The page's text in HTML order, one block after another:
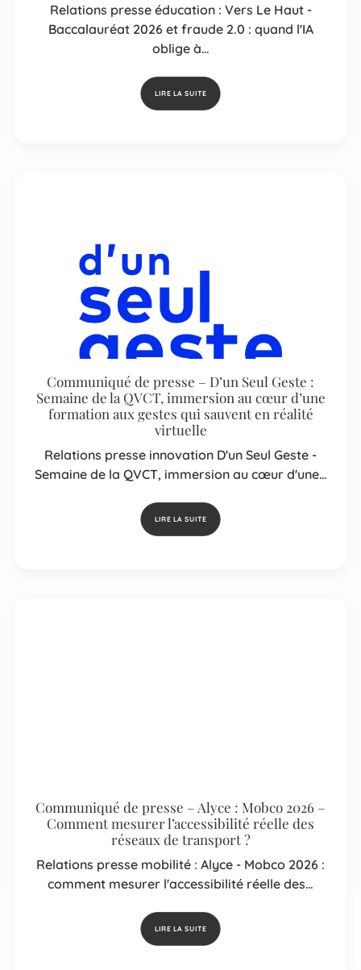
Relations presse éducation : Vers Le Haut -
Baccalauréat 2026 et fraude 2.0 : quand l'IA
oblige à…
LIRE LA SUITE
Communiqué de presse – D’un Seul Geste :
Semaine de la QVCT, immersion au cœur d’une
formation aux gestes qui sauvent en réalité
virtuelle
Relations presse innovation D'un Seul Geste -
Semaine de la QVCT, immersion au cœur d'une…
LIRE LA SUITE
Communiqué de presse – Alyce : Mobco 2026 –
Comment mesurer l’accessibilité réelle des
réseaux de transport ?
Relations presse mobilité : Alyce - Mobco 2026 :
comment mesurer l'accessibilité réelle des…
LIRE LA SUITE